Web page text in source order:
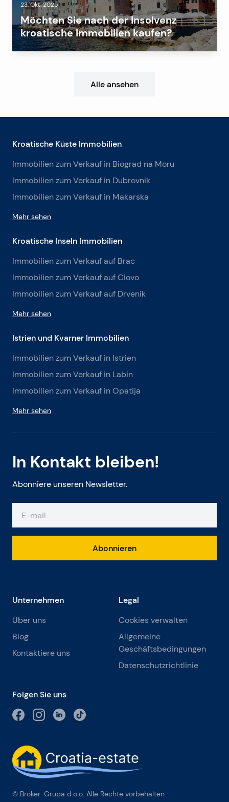
23. Okt. 2025
Möchten Sie nach der Insolvenz
kroatische Immobilien kaufen?
Alle ansehen
In Kontakt bleiben!
Abonniere unseren Newsletter.
Abonnieren
Kroatische Küste Immobilien
Immobilien zum Verkauf in Biograd na Moru
Immobilien zum Verkauf in Dubrovnik
Immobilien zum Verkauf in Makarska
Mehr sehen
Kroatische Inseln Immobilien
Immobilien zum Verkauf auf Brac
Immobilien zum Verkauf auf Ciovo
Immobilien zum Verkauf auf Drvenik
Mehr sehen
Istrien und Kvarner Immobilien
Immobilien zum Verkauf in Istrien
Immobilien zum Verkauf in Labin
Immobilien zum Verkauf in Opatija
Mehr sehen
Unternehmen
Über uns
Blog
Kontaktiere uns
Legal
Cookies verwalten
Allgemeine
Geschäftsbedingungen
Datenschutzrichtlinie
Folgen Sie uns
© Broker-Grupa d.o.o. Alle Rechte vorbehalten.